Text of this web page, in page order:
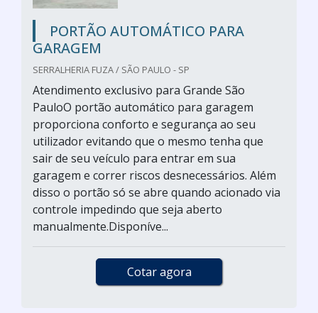
PORTÃO AUTOMÁTICO PARA
GARAGEM
SERRALHERIA FUZA / SÃO PAULO - SP
Atendimento exclusivo para Grande São
PauloO portão automático para garagem
proporciona conforto e segurança ao seu
utilizador evitando que o mesmo tenha que
sair de seu veículo para entrar em sua
garagem e correr riscos desnecessários. Além
disso o portão só se abre quando acionado via
controle impedindo que seja aberto
manualmente.Disponíve...
Cotar agora